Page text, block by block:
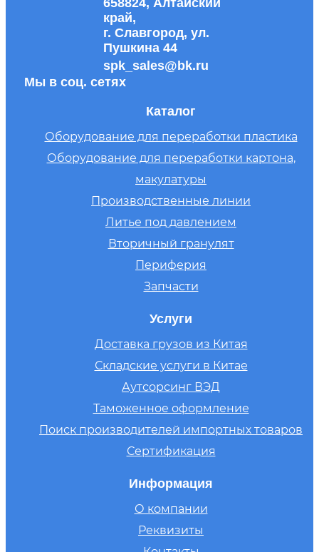
658824, Алтайский
край,
г. Славгород, ул.
Пушкина 44
spk_sales@bk.ru
Мы в соц. сетях
Каталог
Оборудование для переработки пластика
Оборудование для переработки картона,
макулатуры
Производственные линии
Литье под давлением
Вторичный гранулят
Периферия
Запчасти
Услуги
Доставка грузов из Китая
Складские услуги в Китае
Аутсорсинг ВЭД
Таможенное оформление
Поиск производителей импортных товаров
Сертификация
Информация
О компании
Реквизиты